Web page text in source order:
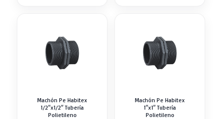
Machón Pe Habitex
1/2″x1/2″ Tubería
Polietileno
Machón Pe Habitex
1″x1″ Tubería
Polietileno